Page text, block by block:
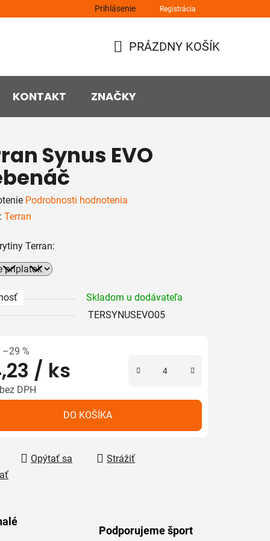
Prihlásenie Registrácia
KOŠÍK
PRÁZDNY KOŠÍK
KONTAKT ZNAČKY
Synus EVO
Podrobnosti hodnotenia
Terran
Terran:
Skladom u dodávateľa
TERSYNUSEVO05
–29 %
/ ks
bez DPH
DO KOŠÍKA
Opýtať sa
Strážiť
Podporujeme šport